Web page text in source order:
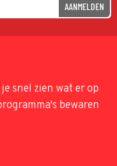
AANMELDEN
snel zien wat er op
bewaren